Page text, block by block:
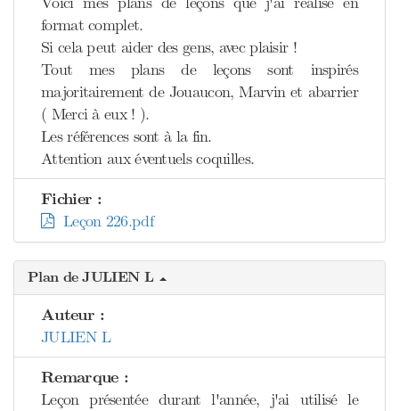
format complet.
Si cela peut aider des gens, avec plaisir !
Tout mes plans de leçons sont inspirés
majoritairement de Jouaucon, Marvin et abarrier
( Merci à eux ! ).
Les références sont à la fin.
Attention aux éventuels coquilles.
Fichier :
Leçon 226.pdf
Plan de JULIEN L
Auteur :
JULIEN L
Remarque :
Leçon présentée durant l'année, j'ai utilisé le